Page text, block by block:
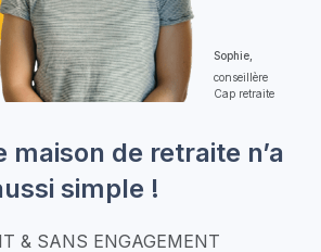
Sophie,
conseillère
Cap retraite
maison de retraite n’a
simple !
& SANS ENGAGEMENT